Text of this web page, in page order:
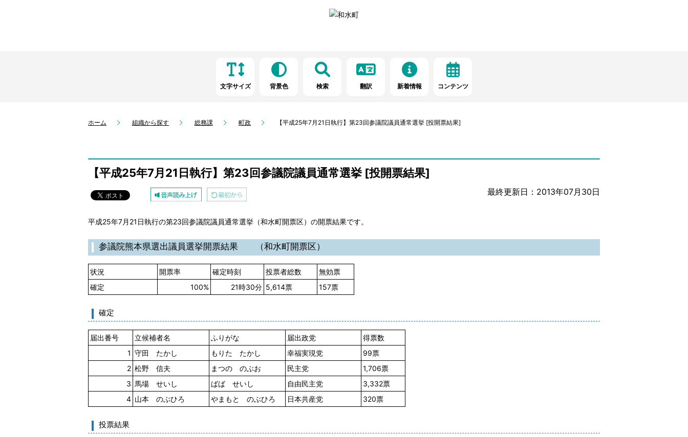
文字サイズ 背景色 検索 翻訳 新着情報 コンテンツ
ホーム 組織から探す 総務課 町政 【平成25年7月21日執行】第23回参議院議員通常選挙 [投開票結果]
【平成25年7月21日執行】第23回参議院議員通常選挙 [投開票結果]
最終更新日：2013年07月30日
平成25年7月21日執行の第23回参議院議員通常選挙（和水町開票区）の開票結果です。
参議院熊本県選出議員選挙開票結果 （和水町開票区）
状況 開票率 確定時刻 投票者総数
無効票
確定
100% 21時30分 5,614票 157票
確定
届出番号 立候補者名 ふりがな 届出政党
得票数
1 守田 たかし もりた たかし 幸福実現党
99票
2 松野 信夫 まつの のぶお 民主党
1,706票
3 馬場 せいし ばば せいし 自由民主党
3,332票
4 山本 のぶひろ やまもと のぶひろ 日本共産党 320票
投票結果